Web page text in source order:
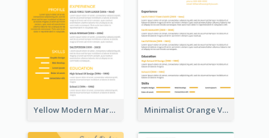
Yellow Modern Marketing Consultant Resume Minimalist Orange Vintage Resume